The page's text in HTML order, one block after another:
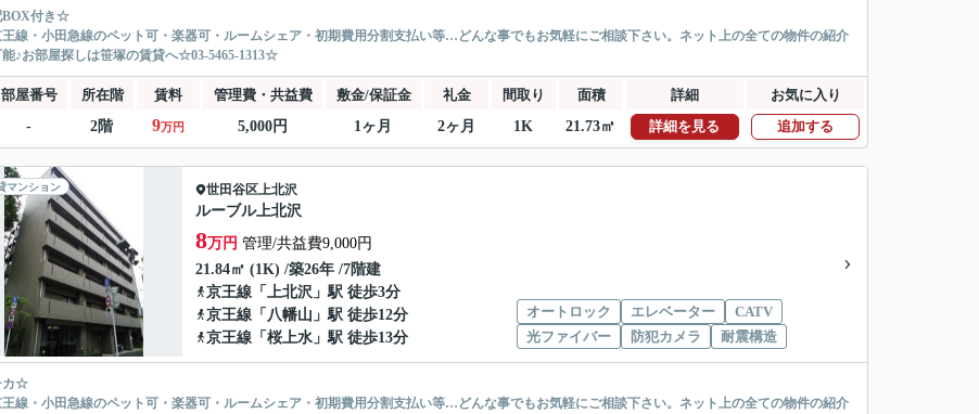
BOX付き☆
線・小田急線のペット可・楽器可・ルームシェア・初期費用分割支払い等…どんな事でもお気軽にご相談下さい。ネット上の全ての物件の紹介
♪お部屋探しは笹塚の賃貸へ☆03-5465-1313☆
部屋番号 所在階 賃料 管理費・共益費 敷金/保証金 礼金 間取り 面積 詳細
お気に入り
-
2階 9万円 5,000円 1ヶ月 2ヶ月 1K 21.73㎡ 詳細を見る 追加する
マンション 世田谷区上北沢
ルーブル上北沢
8万円 管理/共益費9,000円
21.84㎡ (1K) /築26年 /7階建
京王線 「 上北沢 」駅 徒歩3分
京王線 「 八幡山 」駅 徒歩12分
京王線 「 桜上水 」駅 徒歩13分
オートロック エレベーター
CATV
光ファイバー
防犯カメラ 耐震構造
カ☆
線・小田急線のペット可・楽器可・ルームシェア・初期費用分割支払い等…どんな事でもお気軽にご相談下さい。ネット上の全ての物件の紹介